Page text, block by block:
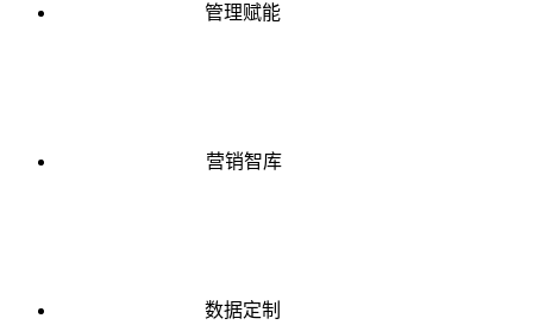
管理赋能
营销智库
数据定制